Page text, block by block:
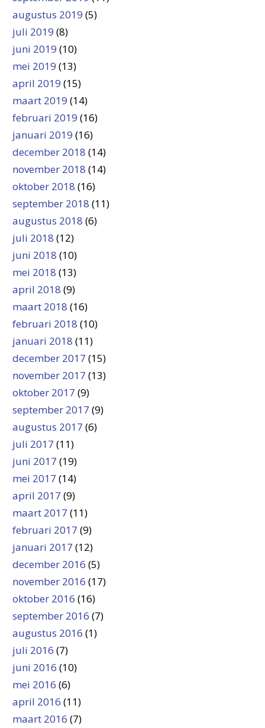
augustus 2019 (5)
juli 2019 (8)
juni 2019 (10)
mei 2019 (13)
april 2019 (15)
maart 2019 (14)
februari 2019 (16)
januari 2019 (16)
december 2018 (14)
november 2018 (14)
oktober 2018 (16)
september 2018 (11)
augustus 2018 (6)
juli 2018 (12)
juni 2018 (10)
mei 2018 (13)
april 2018 (9)
maart 2018 (16)
februari 2018 (10)
januari 2018 (11)
december 2017 (15)
november 2017 (13)
oktober 2017 (9)
september 2017 (9)
augustus 2017 (6)
juli 2017 (11)
juni 2017 (19)
mei 2017 (14)
april 2017 (9)
maart 2017 (11)
februari 2017 (9)
januari 2017 (12)
december 2016 (5)
november 2016 (17)
oktober 2016 (16)
september 2016 (7)
augustus 2016 (1)
juli 2016 (7)
juni 2016 (10)
mei 2016 (6)
april 2016 (11)
maart 2016 (7)